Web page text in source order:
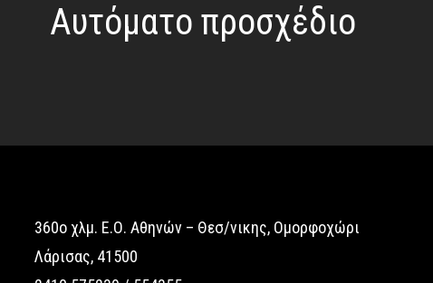
Αυτόματο προσχέδιο
360o χλμ. Ε.Ο. Αθηνών – Θεσ/νικης, Ομορφοχώρι
Λάρισας, 41500